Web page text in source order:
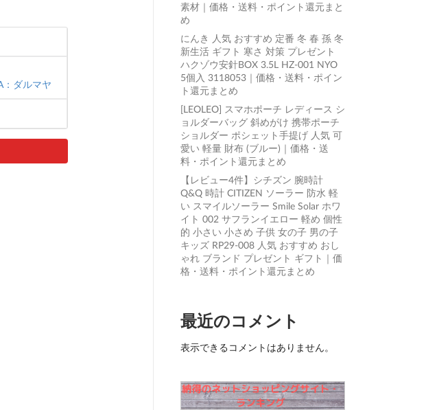
：ダルマヤ
素材｜価格・送料・ポイント還元まと
め
にんき 人気 おすすめ 定番 冬 春 孫 冬
新生活 ギフト 寒さ 対策 プレゼント
ハクゾウ安針BOX 3.5L HZ-001 NYO
5個入 3118053｜価格・送料・ポイン
ト還元まとめ
[LEOLEO] スマホポーチ レディース シ
ョルダーバッグ 斜めがけ 携帯ポーチ
ショルダー ポシェット手提げ 人気 可
愛い 軽量 財布 (ブルー)｜価格・送
料・ポイント還元まとめ
【レビュー4件】シチズン 腕時計
Q&Q 時計 CITIZEN ソーラー 防水 軽
い スマイルソーラー Smile Solar ホワ
イト 002 サフランイエロー 軽め 個性
的 小さい 小さめ 子供 女の子 男の子
キッズ RP29-008 人気 おすすめ おし
ゃれ ブランド プレゼント ギフト｜価
格・送料・ポイント還元まとめ
最近のコメント
表示できるコメントはありません。